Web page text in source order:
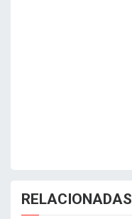
RELACIONADAS